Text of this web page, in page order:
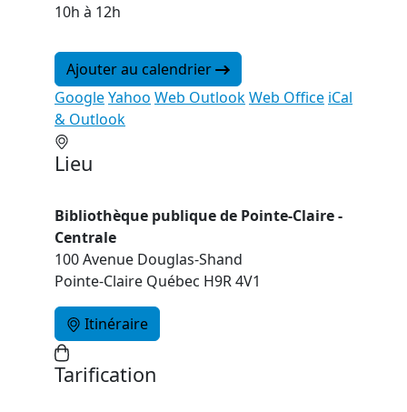
10h à 12h
Ajouter au calendrier
GoogleYahoo Web OutlookWeb Office iCal
& Outlook
Lieu
Bibliothèque publique de Pointe-Claire -
Centrale
100 Avenue Douglas-Shand
Pointe-Claire Québec H9R 4V1
Itinéraire
Tarification